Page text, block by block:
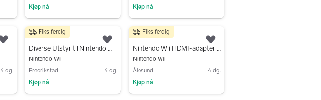
Kjøp nå
Kjøp nå
4 dg.
Legg til som favoritt.
300 kr
Diverse Utstyr til Nintendo Wii
Nintendo Wii
Fredrikstad
4 dg.
Kjøp nå
Fiks ferdig
Legg til som favoritt.
199 kr
Nintendo Wii HDMI-adapter Wii2HDMI
Nintendo Wii
Ålesund
4 dg.
Kjøp nå
Fiks ferdig